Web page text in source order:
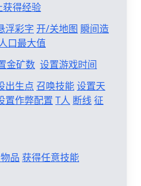
获得经验
浮彩字 开/关地图 瞬间造
口最大值
金矿数 设置游戏时间
出生点 召唤技能设置天
置作弊配置 T人 断线征
品 获得任意技能